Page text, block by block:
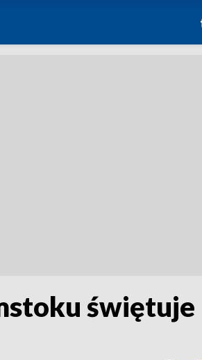
świętuje